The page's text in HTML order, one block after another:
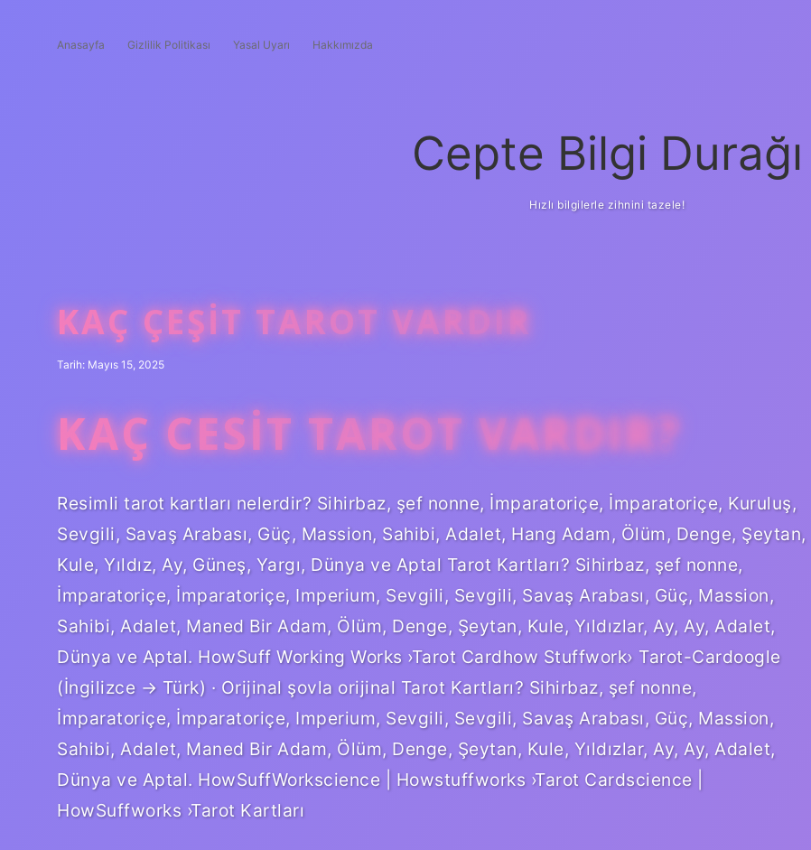
Anasayfa Gizlilik Politikası Yasal Uyarı Hakkımızda
Cepte Bilgi Durağı
Hızlı bilgilerle zihnini tazele!
KAÇ ÇEŞIT TAROT VARDIR
Tarih: Mayıs 15, 2025
KAÇ CESIT TAROT VARDIR?
Resimli tarot kartları nelerdir? Sihirbaz, şef nonne, İmparatoriçe, İmparatoriçe, Kuruluş,
Sevgili, Savaş Arabası, Güç, Massion, Sahibi, Adalet, Hang Adam, Ölüm, Denge, Şeytan,
Kule, Yıldız, Ay, Güneş, Yargı, Dünya ve Aptal Tarot Kartları? Sihirbaz, şef nonne,
İmparatoriçe, İmparatoriçe, Imperium, Sevgili, Sevgili, Savaş Arabası, Güç, Massion,
Sahibi, Adalet, Maned Bir Adam, Ölüm, Denge, Şeytan, Kule, Yıldızlar, Ay, Ay, Adalet,
Dünya ve Aptal. HowSuff Working Works ›Tarot Cardhow Stuffwork› Tarot-Cardoogle
(İngilizce → Türk) · Orijinal şovla orijinal Tarot Kartları? Sihirbaz, şef nonne,
İmparatoriçe, İmparatoriçe, Imperium, Sevgili, Sevgili, Savaş Arabası, Güç, Massion,
Sahibi, Adalet, Maned Bir Adam, Ölüm, Denge, Şeytan, Kule, Yıldızlar, Ay, Ay, Adalet,
Dünya ve Aptal. HowSuffWorkscience | Howstuffworks ›Tarot Cardscience |
HowSuffworks ›Tarot Kartları